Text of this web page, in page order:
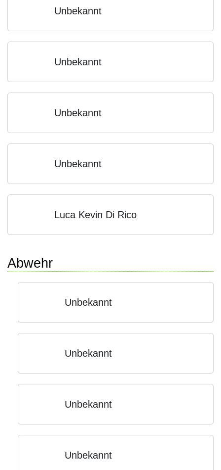
Unbekannt
Unbekannt
Unbekannt
Unbekannt
Luca Kevin Di Rico
Abwehr
Unbekannt
Unbekannt
Unbekannt
Unbekannt